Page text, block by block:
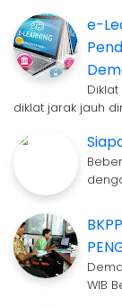
e-
diklat jarak jauh
WIB